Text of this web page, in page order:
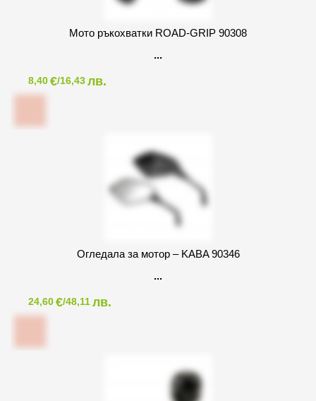
Мото ръкохватки ROAD-GRIP 90308
8,40€/16,43лв.
Огледала за мотор – KABA 90346
24,60€/48,11лв.